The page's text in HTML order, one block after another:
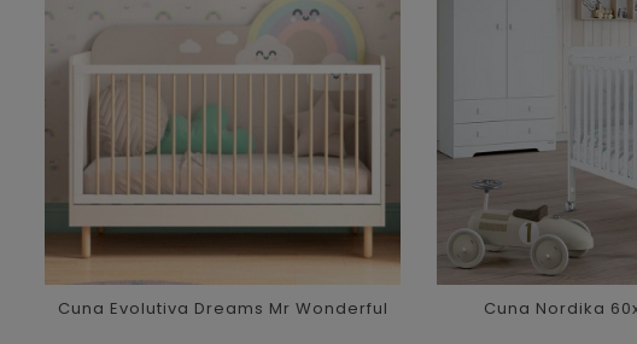
Cuna Evolutiva Dreams Mr Wonderful Cuna Nordika